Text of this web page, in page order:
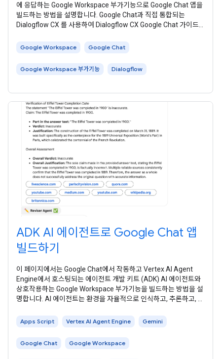
에 응답하는 Google Workspace 부가기능으로 Google Chat 앱을
빌드하는 방법을 설명합니다. Google Chat과 직접 통합되는
Dialogflow CX 를 사용하여 Dialogflow CX Google Chat 가이드
다음 다이어그램은 Dialogflow로 빌드된 채팅
Google Workspace Google Chat
Google Workspace 부가기능 Dialogflow
ADK AI 에이전트로 Google Chat 앱
빌드하기
이 페이지에서는 Google Chat에서 작동하고 Vertex AI Agent
Engine에서 호스팅되는 에이전트 개발 키트 (ADK) AI 에이전트와
상호작용하는 Google Workspace 부가기능을 빌드하는 방법을 설
명합니다. AI 에이전트는 환경을 자율적으로 인식하고, 추론하고, 복
얼에서는 Gemini 및 Google 검색 그라운딩을 사용하여 사실을 비
Apps Script Vertex AI Agent Engine Gemini
Google Chat Google Workspace